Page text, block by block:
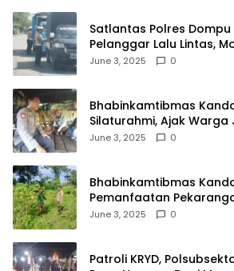
Satlantas Polres
Pelanggar Lalu Lintas,
Kendaraan Tak Bayar
June 3, 2025 0
Bhabinkamtibmas
Silaturahmi, Ajak
Lingkungan
June 3, 2025 0
Bhabinkamtibmas
Pemanfaatan
Ketahanan Pangan
June 3, 2025 0
Patroli KRYD,